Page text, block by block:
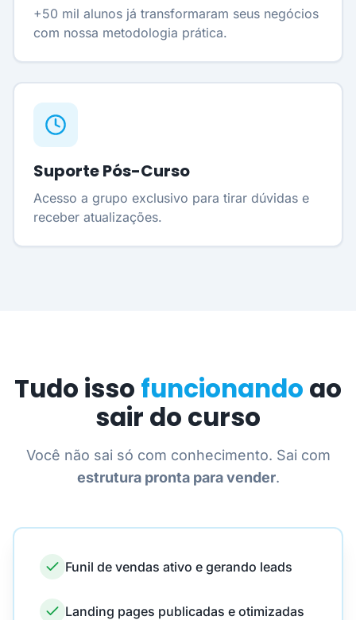
+50 mil alunos já transformaram seus negócios
com nossa metodologia prática.
Suporte Pós-Curso
Acesso a grupo exclusivo para tirar dúvidas e
receber atualizações.
Tudo isso funcionando ao
sair do curso
Você não sai só com conhecimento. Sai com
estrutura pronta para vender.
Funil de vendas ativo e gerando leads
Landing pages publicadas e otimizadas